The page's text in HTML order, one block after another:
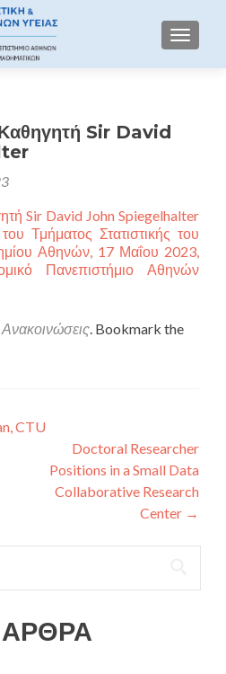
Sir David
Sir David John Spiegelhalter
Τμήματος Στατιστικής του
Αθηνών, 17 Μαΐου 2023,
Πανεπιστήμιο Αθηνών
Ανακοινώσεις. Bookmark the
CTU
Doctoral Researcher
Positions in a Small Data
Collaborative Research
Center →